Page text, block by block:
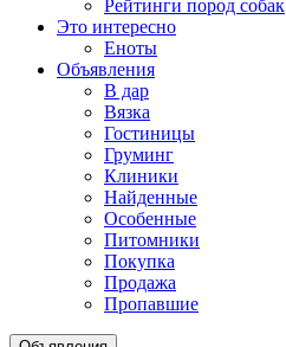
Рейтинги пород собак
Это интересно
Еноты
Объявления
В дар
Вязка
Гостиницы
Груминг
Клиники
Найденные
Особенные
Питомники
Покупка
Продажа
Пропавшие